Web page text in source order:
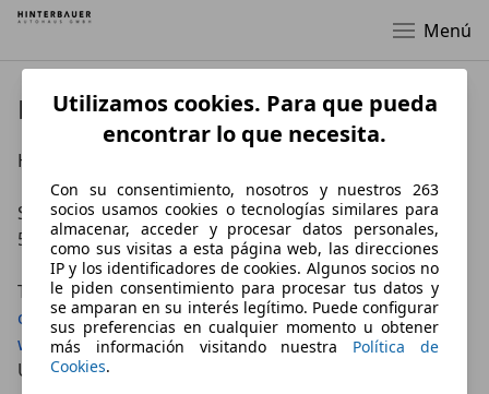
Menú
Datos de empresa
Hinterbauer Autohaus GmbH
Stranzinger Straße 33
5112 Lamprechtshausen
Tel: +43 (0)6274  21450
office@auto-hinterbauer.at
www.auto-hinterbauer.at
UID Nr. ATU 75955012
Utilizamos cookies. Para que pueda
encontrar lo que necesita.
Con su consentimiento, nosotros y nuestros 263
socios usamos cookies o tecnologías similares para
almacenar, acceder y procesar datos personales,
como sus visitas a esta página web, las direcciones
IP y los identificadores de cookies. Algunos socios no
le piden consentimiento para procesar tus datos y
se amparan en su interés legítimo. Puede configurar
sus preferencias en cualquier momento u obtener
más información visitando nuestra Política de
Cookies.